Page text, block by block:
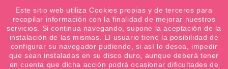
¿Quiere conocer las próximas ofertas del fin de
semana? Apúntate a nuestra Newsletter
Favoritos (0)

Este sitio web utiliza Cookies propias y de terceros para
recopilar información con la finalidad de mejorar nuestros
servicios. Si continua navegando, supone la aceptación de la
instalación de las mismas. El usuario tiene la posibilidad de
configurar su navegador pudiendo, si así lo desea, impedir
que sean instaladas en su disco duro, aunque deberá tener
en cuenta que dicha acción podrá ocasionar dificultades de